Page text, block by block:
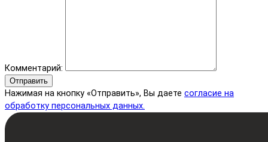
Комментарий:
Отправить
Нажимая на кнопку «Отправить», Вы даете согласие на
обработку персональных данных.